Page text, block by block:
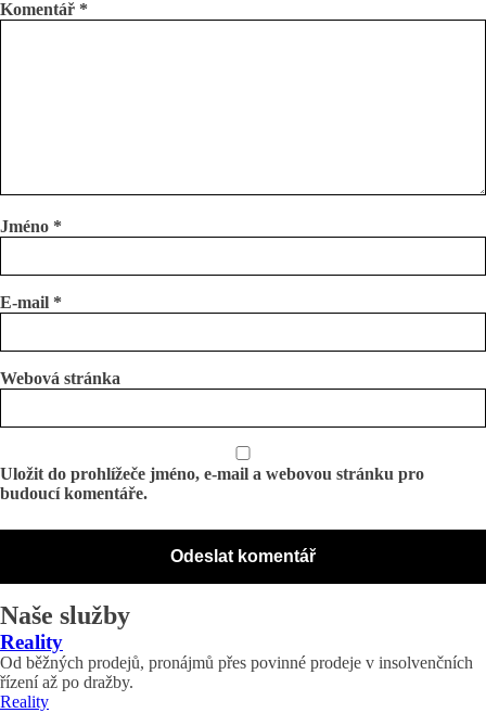
Komentář *
Jméno *
E-mail *
Webová stránka
Uložit do prohlížeče jméno, e-mail a webovou stránku pro
budoucí komentáře.
Naše služby
Reality
Od běžných prodejů, pronájmů přes povinné prodeje v insolvenčních
řízení až po dražby.
Reality